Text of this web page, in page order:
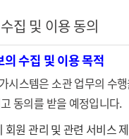
이 약관에 따라 진흥회에
함은 진흥회에 개인정보
”이란 공지된 비용(이하 “
”이라 함은 이용요금 중 연
”이란 진흥회에 개인정보
집 및 이용 동의
수집 및 이용 목적
시스템은 소관 업무의 수
동의를 받을 예정입니다.
회원 관리 및 관련 서비스